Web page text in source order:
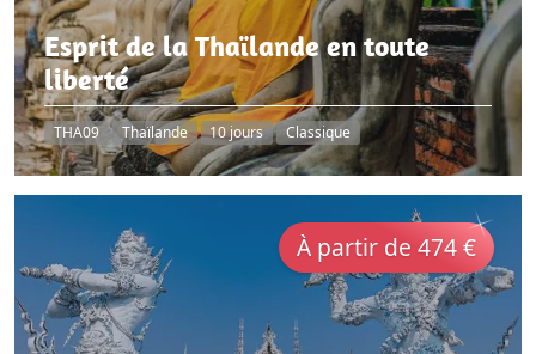
Esprit de la Thaïlande en toute
liberté
THA09 Thaïlande 10 jours Classique
À partir de 474 €